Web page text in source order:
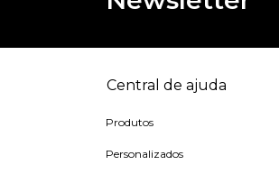
Central de ajuda
Produtos
Personalizados